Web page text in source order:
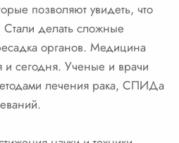
позволяют увидеть, что
Стали делать сложные
органов. Медицина
и сегодня. Ученые и врачи
лечения рака, СПИДа